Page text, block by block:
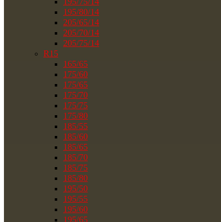
195/80/14
205/65/14
205/70/14
205/75/14
R15
165/65
175/60
175/65
175/70
175/75
175/80
185/55
185/60
185/65
185/70
185/75
185/80
195/50
195/55
195/60
195/65